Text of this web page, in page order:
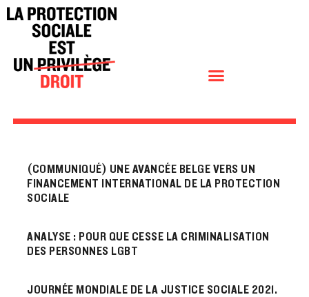
(COMMUNIQUÉ) UNE AVANCÉE BELGE VERS UN
FINANCEMENT INTERNATIONAL DE LA PROTECTION
SOCIALE
ANALYSE : POUR QUE CESSE LA CRIMINALISATION
DES PERSONNES LGBT
JOURNÉE MONDIALE DE LA JUSTICE SOCIALE 2021.